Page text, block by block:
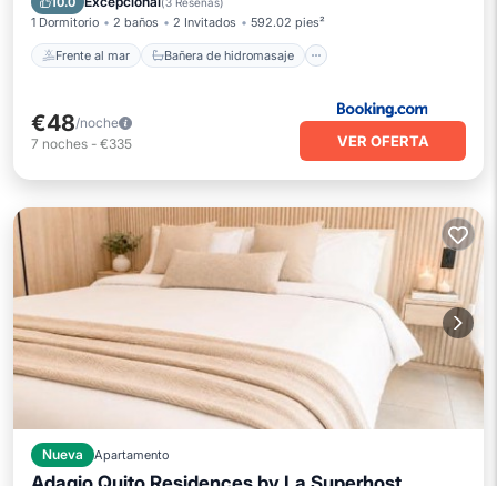
1 Dormitorio 2 baños 2 Invitados 592.02 pies²
Frente al mar Bañera de hidromasaje
€48/noche
7 noches - €335 VER OFERTA
Nueva Apartamento